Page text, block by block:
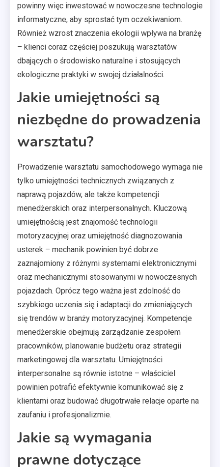
powinny więc inwestować w nowoczesne technologie
informatyczne, aby sprostać tym oczekiwaniom.
Również wzrost znaczenia ekologii wpływa na branżę
– klienci coraz częściej poszukują warsztatów
dbających o środowisko naturalne i stosujących
ekologiczne praktyki w swojej działalności.
Jakie umiejętności są
niezbędne do prowadzenia
warsztatu?
Prowadzenie warsztatu samochodowego wymaga nie
tylko umiejętności technicznych związanych z
naprawą pojazdów, ale także kompetencji
menedżerskich oraz interpersonalnych. Kluczową
umiejętnością jest znajomość technologii
motoryzacyjnej oraz umiejętność diagnozowania
usterek – mechanik powinien być dobrze
zaznajomiony z różnymi systemami elektronicznymi
oraz mechanicznymi stosowanymi w nowoczesnych
pojazdach. Oprócz tego ważna jest zdolność do
szybkiego uczenia się i adaptacji do zmieniających
się trendów w branży motoryzacyjnej. Kompetencje
menedżerskie obejmują zarządzanie zespołem
pracowników, planowanie budżetu oraz strategii
marketingowej dla warsztatu. Umiejętności
interpersonalne są równie istotne – właściciel
powinien potrafić efektywnie komunikować się z
klientami oraz budować długotrwałe relacje oparte na
zaufaniu i profesjonalizmie.
Jakie są wymagania
prawne dotyczące